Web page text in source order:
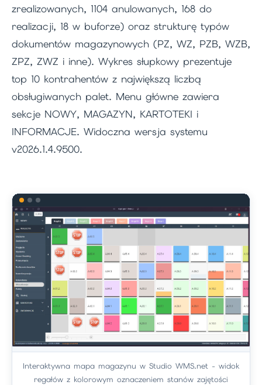
zrealizowanych, 1104 anulowanych, 168 do
realizacji, 18 w buforze) oraz strukturę typów
dokumentów magazynowych (PZ, WZ, PZB, WZB,
ZPZ, ZWZ i inne). Wykres słupkowy prezentuje
top 10 kontrahentów z największą liczbą
obsługiwanych palet. Menu główne zawiera
sekcje NOWY, MAGAZYN, KARTOTEKI i
INFORMACJE. Widoczna wersja systemu
v2026.1.4.9500.
Interaktywna mapa magazynu w Studio WMS.net - widok
regałów z kolorowym oznaczeniem stanów zajętości